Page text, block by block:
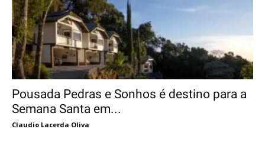
Pousada Pedras e Sonhos é destino para a
Semana Santa em...
Claudio Lacerda Oliva